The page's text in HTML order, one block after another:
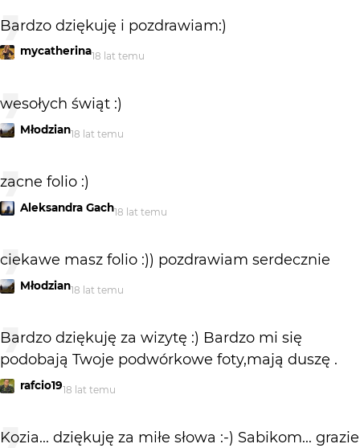
Bardzo dziękuję i pozdrawiam:)
mycatherina18 lat temu
wesołych świąt :)
Młodzian18 lat temu
zacne folio :)
Aleksandra Gach18 lat temu
ciekawe masz folio :)) pozdrawiam serdecznie
Młodzian18 lat temu
Bardzo dziękuję za wizytę :) Bardzo mi się
podobają Twoje podwórkowe foty,mają duszę .
rafcio1918 lat temu
Kozia... dziękuję za miłe słowa :-) Sabikom... grazie